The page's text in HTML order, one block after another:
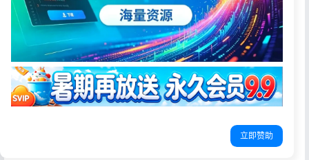
2026-05-23 30阅读
源码简介
最新完整免授权彩虹源码（多模板+小储云商城模板）6.7.5
无差错，免授权，功能齐全，模板齐全。
立即赞助